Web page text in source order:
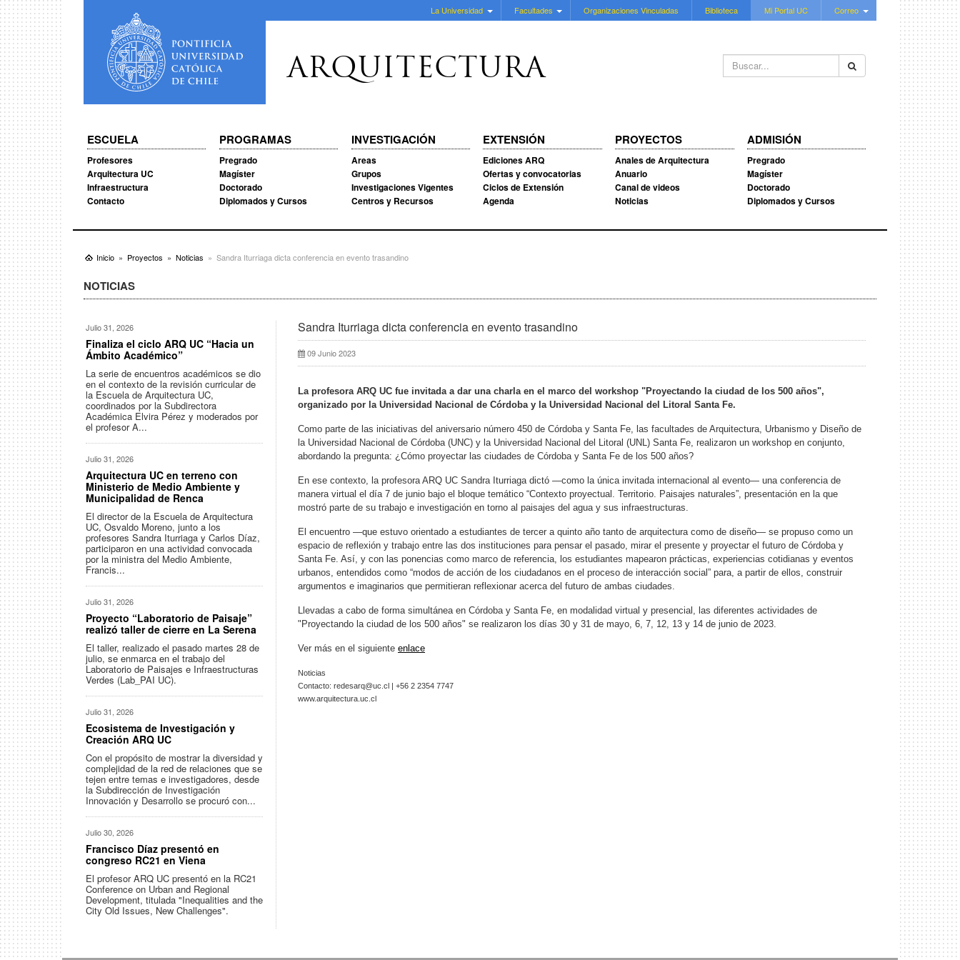
La Universidad Facultades Organizaciones Vinculadas Biblioteca Mi Portal UC Correo
Buscar...
ARQUITECTURA
ESCUELA
Profesores
Arquitectura UC
Infraestructura
Contacto
PROGRAMAS
Pregrado
Magíster
Doctorado
Diplomados y Cursos
INVESTIGACIÓN
Areas
Grupos
Investigaciones Vigentes
Centros y Recursos
EXTENSIÓN
Ediciones ARQ
Ofertas y convocatorias
Ciclos de Extensión
Agenda
PROYECTOS
Anales de Arquitectura
Anuario
Canal de videos
Noticias
ADMISIÓN
Pregrado
Magíster
Doctorado
Diplomados y Cursos
Inicio Proyectos Noticias Sandra Iturriaga dicta conferencia en evento trasandino
NOTICIAS
Sandra Iturriaga dicta conferencia en evento trasandino
09 Junio 2023
La profesora ARQ UC fue invitada a dar una charla en el marco del workshop "Proyectando la ciudad de los 500 años",
organizado por la Universidad Nacional de Córdoba y la Universidad Nacional del Litoral Santa Fe.
Como parte de las iniciativas del aniversario número 450 de Córdoba y Santa Fe, las facultades de Arquitectura, Urbanismo y Diseño de
la Universidad Nacional de Córdoba (UNC) y la Universidad Nacional del Litoral (UNL) Santa Fe, realizaron un workshop en conjunto,
abordando la pregunta: ¿Cómo proyectar las ciudades de Córdoba y Santa Fe de los 500 años?
En ese contexto, la profesora ARQ UC Sandra Iturriaga dictó —como la única invitada internacional al evento— una conferencia de
manera virtual el día 7 de junio bajo el bloque temático “Contexto proyectual. Territorio. Paisajes naturales”, presentación en la que
mostró parte de su trabajo e investigación en torno al paisajes del agua y sus infraestructuras.
El encuentro —que estuvo orientado a estudiantes de tercer a quinto año tanto de arquitectura como de diseño— se propuso como un
espacio de reflexión y trabajo entre las dos instituciones para pensar el pasado, mirar el presente y proyectar el futuro de Córdoba y
Santa Fe. Así, y con las ponencias como marco de referencia, los estudiantes mapearon prácticas, experiencias cotidianas y eventos
urbanos, entendidos como “modos de acción de los ciudadanos en el proceso de interacción social” para, a partir de ellos, construir
argumentos e imaginarios que permitieran reflexionar acerca del futuro de ambas ciudades.
Llevadas a cabo de forma simultánea en Córdoba y Santa Fe, en modalidad virtual y presencial, las diferentes actividades de
"Proyectando la ciudad de los 500 años" se realizaron los días 30 y 31 de mayo, 6, 7, 12, 13 y 14 de junio de 2023.
Ver más en el siguiente enlace
Noticias
Contacto: redesarq@uc.cl | +56 2 2354 7747
www.arquitectura.uc.cl
Julio 31, 2026
Finaliza el ciclo ARQ UC “Hacia un
Ámbito Académico”
La serie de encuentros académicos se dio
en el contexto de la revisión curricular de
la Escuela de Arquitectura UC,
coordinados por la Subdirectora
Académica Elvira Pérez y moderados por
el profesor A...
Julio 31, 2026
Arquitectura UC en terreno con
Ministerio de Medio Ambiente y
Municipalidad de Renca
El director de la Escuela de Arquitectura
UC, Osvaldo Moreno, junto a los
profesores Sandra Iturriaga y Carlos Díaz,
participaron en una actividad convocada
por la ministra del Medio Ambiente,
Francis...
Julio 31, 2026
Proyecto “Laboratorio de Paisaje”
realizó taller de cierre en La Serena
El taller, realizado el pasado martes 28 de
julio, se enmarca en el trabajo del
Laboratorio de Paisajes e Infraestructuras
Verdes (Lab_PAI UC).
Julio 31, 2026
Ecosistema de Investigación y
Creación ARQ UC
Con el propósito de mostrar la diversidad y
complejidad de la red de relaciones que se
tejen entre temas e investigadores, desde
la Subdirección de Investigación
Innovación y Desarrollo se procuró con...
Julio 30, 2026
Francisco Díaz presentó en
congreso RC21 en Viena
El profesor ARQ UC presentó en la RC21
Conference on Urban and Regional
Development, titulada "Inequalities and the
City Old Issues, New Challenges".